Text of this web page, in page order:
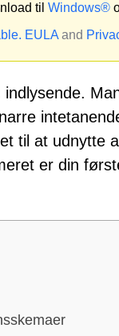
til Windows®
EULA and
til at udnytte
er din